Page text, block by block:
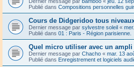
Publié dans Compositions personnelles
Cours de Didgeridoo tous
Dernier message par sylvestre soleil «
Publié dans 01 : Paris - Région parisienne.
Quel micro utiliser avec un
Dernier message par Chacho « mar. 13
Publié dans Enregistrement et logiciels